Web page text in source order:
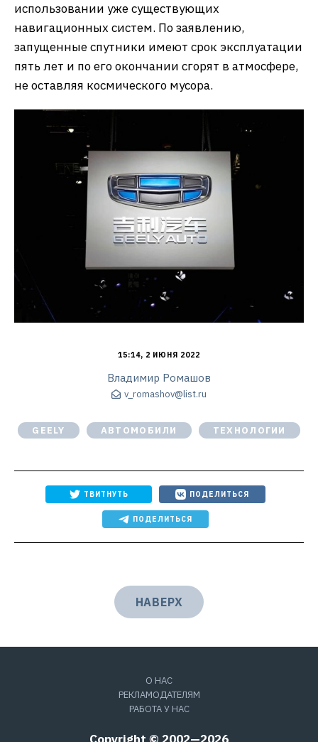
использовании уже существующих
навигационных систем. По заявлению,
запущенные спутники имеют срок эксплуатации
пять лет и по его окончании сгорят в атмосфере,
не оставляя космического мусора.
15:14, 2 ИЮНЯ 2022
Владимир Ромашов
v_romashov@list.ru
GEELY АВТОМОБИЛИ ТЕХНОЛОГИИ
ТВИТНУТЬ ПОДЕЛИТЬСЯ
ПОДЕЛИТЬСЯ
НАВЕРХ
О НАС
РЕКЛАМОДАТЕЛЯМ
РАБОТА У НАС